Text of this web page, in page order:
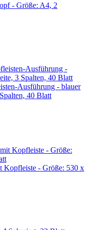
- Größe: A4, 2
Ausführung - blauer
40 Blatt
Kopfleiste - Größe: 530 x